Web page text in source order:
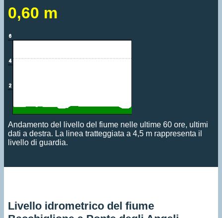
0,60 m
Andamento del livello del fiume nelle ultime 60 ore, ultimi
dati a destra. La linea tratteggiata a 4,5 m rappresenta il
livello di guardia.
Livello idrometrico del fiume